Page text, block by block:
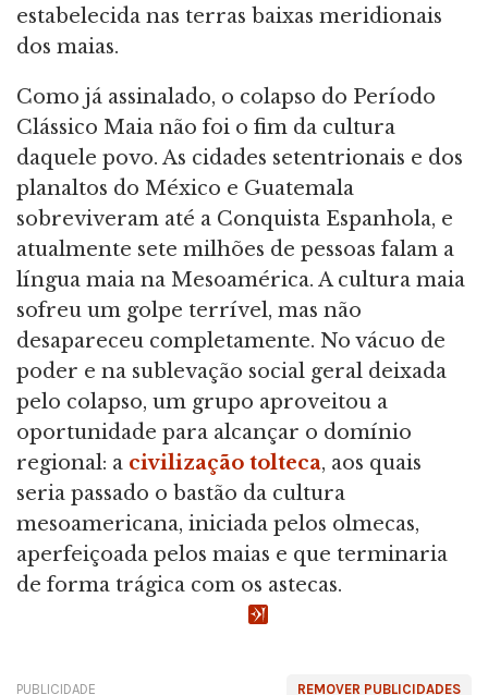
estabelecida nas terras baixas meridionais
dos maias.
Como já assinalado, o colapso do Período
Clássico Maia não foi o fim da cultura
daquele povo. As cidades setentrionais e dos
planaltos do México e Guatemala
sobreviveram até a Conquista Espanhola, e
atualmente sete milhões de pessoas falam a
língua maia na Mesoamérica. A cultura maia
sofreu um golpe terrível, mas não
desapareceu completamente. No vácuo de
poder e na sublevação social geral deixada
pelo colapso, um grupo aproveitou a
oportunidade para alcançar o domínio
regional: a civilização tolteca, aos quais
seria passado o bastão da cultura
mesoamericana, iniciada pelos olmecas,
aperfeiçoada pelos maias e que terminaria
de forma trágica com os astecas.
REMOVER PUBLICIDADES
PUBLICIDADE